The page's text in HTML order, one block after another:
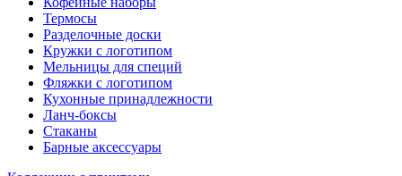
Термосы
Разделочные доски
Кружки с логотипом
Мельницы для специй
Фляжки с логотипом
Кухонные принадлежности
Ланч-боксы
Стаканы
Барные аксессуары